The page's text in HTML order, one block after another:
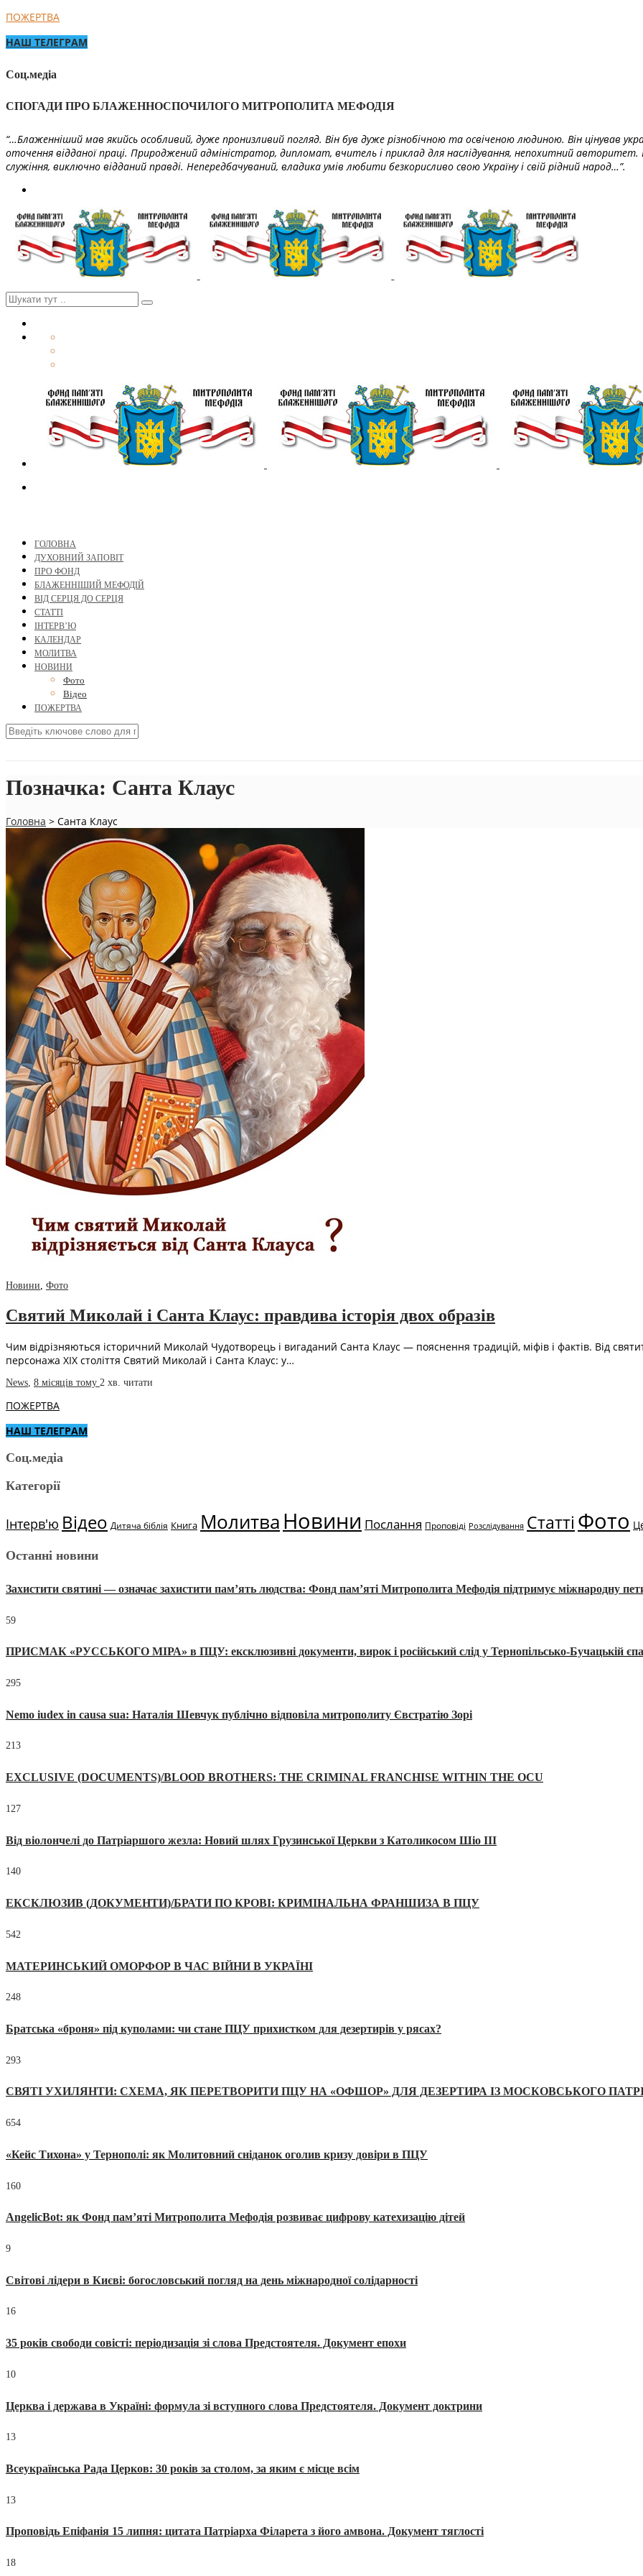
ПОЖЕРТВА
НАШ ТЕЛЕГРАМ
Соц.медіа
СПОГАДИ ПРО БЛАЖЕННОСПОЧИЛОГО МИТРОПОЛИТА МЕФОДІЯ
“…Блаженніший мав якийсь особливий, дуже пронизливий погляд. Він був дуже різнобічною та освіченою людиною. Він цінував
оточення відданої праці. Природжений адміністратор, дипломат, вчитель і приклад для наслідування, непохитний
служіння, виключно відданий правді. Непередбачуваний, владика умів любити безкорисливо свою Україну і свій рідний народ…”.
ГОЛОВНА
ДУХОВНИЙ ЗАПОВІТ
ПРО ФОНД
БЛАЖЕННІШИЙ МЕФОДІЙ
ВІД СЕРЦЯ ДО СЕРЦЯ
СТАТТІ
ІНТЕРВ’Ю
КАЛЕНДАР
МОЛИТВА
НОВИНИ
Фото
Відео
ПОЖЕРТВА
Позначка: Санта Клаус
Головна > Санта Клаус
Новини, Фото
Святий Миколай і Санта Клаус: правдива історія двох образів
Чим відрізняються історичний Миколай Чудотворець і вигаданий Санта Клаус — пояснення традицій, міфів і фактів. Від
персонажа XIX століття Святий Миколай і Санта Клаус: у…
News, 8 місяців тому 2 хв. читати
ПОЖЕРТВА
НАШ ТЕЛЕГРАМ
Соц.медіа
Категорії
Інтерв'ю Відео Дитяча біблія Книга МолитваНовини Послання Проповіді Розслідування Статті Фото
Останні новини
Захистити святині — означає захистити пам’ять людства: Фонд пам’яті Митрополита Мефодія підтримує міжнародну
59
ПРИСМАК «РУССЬКОГО МІРА» в ПЦУ: ексклюзивні документи, вирок і російський слід у Тернопільсько-Бучацькій
295
Nemo iudex in causa sua: Наталія Шевчук публічно відповіла митрополиту Євстратію Зорі
213
EXCLUSIVE (DOCUMENTS)/BLOOD BROTHERS: THE CRIMINAL FRANCHISE WITHIN THE OCU
127
Від віолончелі до Патріаршого жезла: Новий шлях Грузинської Церкви з Католикосом Шіо III
140
ЕКСКЛЮЗИВ (ДОКУМЕНТИ)/БРАТИ ПО КРОВІ: КРИМІНАЛЬНА ФРАНШИЗА В ПЦУ
542
МАТЕРИНСЬКИЙ ОМОРФОР В ЧАС ВІЙНИ В УКРАЇНІ
248
Братська «броня» під куполами: чи стане ПЦУ прихистком для дезертирів у рясах?
293
СВЯТІ УХИЛЯНТИ: СХЕМА, ЯК ПЕРЕТВОРИТИ ПЦУ НА «ОФШОР» ДЛЯ ДЕЗЕРТИРА ІЗ МОСКОВСЬКОГО
654
«Кейс Тихона» у Тернополі: як Молитовний сніданок оголив кризу довіри в ПЦУ
160
AngelicBot: як Фонд пам’яті Митрополита Мефодія розвиває цифрову катехизацію дітей
9
Світові лідери в Києві: богословський погляд на день міжнародної солідарності
16
35 років свободи совісті: періодизація зі слова Предстоятеля. Документ епохи
10
Церква і держава в Україні: формула зі вступного слова Предстоятеля. Документ доктрини
13
Всеукраїнська Рада Церков: 30 років за столом, за яким є місце всім
13
Проповідь Епіфанія 15 липня: цитата Патріарха Філарета з його амвона. Документ тяглості
18